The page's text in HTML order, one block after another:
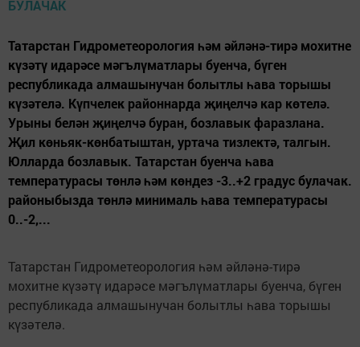
Татарстан Гидрометеорология һәм әйләнә-тирә мохитне
күзәтү идарәсе мәгълүматлары буенча, бүген
республикада алмашынучан болытлы һава торышы
күзәтелә. Күпчелек районнарда җиңелчә кар көтелә.
Урыны белән җиңелчә буран, бозлавык фаразлана.
Җил көньяк-көнбатыштан, уртача тизлектә, талгын.
Юлларда бозлавык. Татарстан буенча һава
температурасы төнлә һәм көндез -3..+2 градус булачак.
районыбызда төнлә минималь һава температурасы
0..-2,...
Татарстан Гидрометеорология һәм әйләнә-тирә
мохитне күзәтү идарәсе мәгълүматлары буенча, бүген
республикада алмашынучан болытлы һава торышы
күзәтелә.